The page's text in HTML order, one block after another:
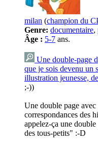
milan (champion du
Genre: documentaire,
Âge : 5-7 ans.
Une double-page
que je sois devenu un
illustration jeunesse,
;-))
Une double page
correspondances des
appelez-ça une
des tous-petits" :-D